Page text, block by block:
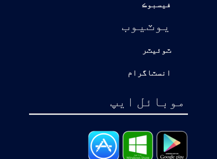
فيسبوڪ
يوٽيوب
ٽوئيٽر
انسٽاگرام
موبائل ايپ